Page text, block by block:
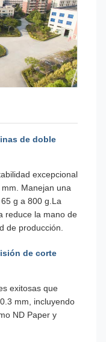
de doble
excepcional
Manejan una
g a 800 g.La
reduce la mano de
de producción.
de corte
exitosas que
mm, incluyendo
ND Paper y